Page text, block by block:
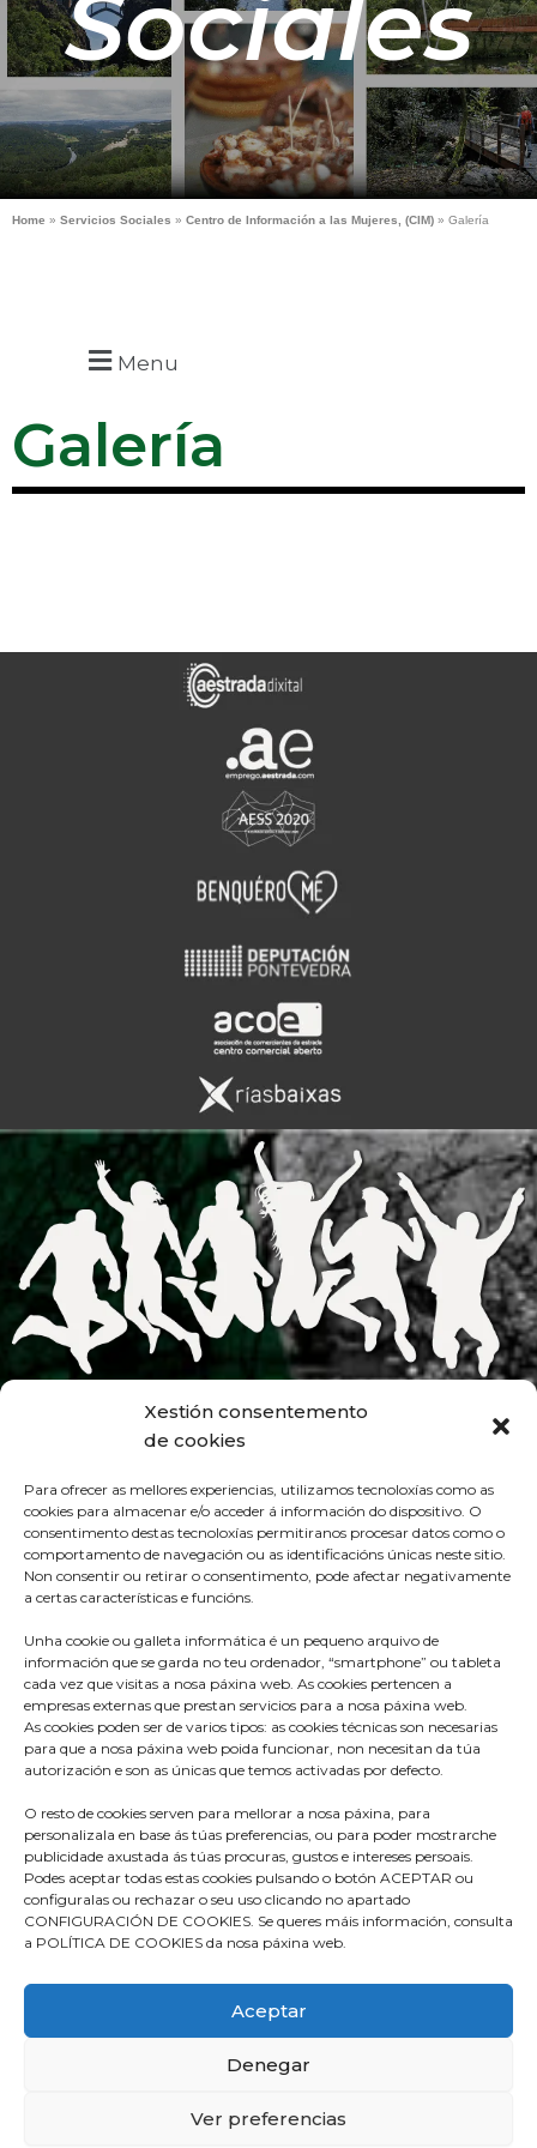
Xestión consentemento
de cookies
Para ofrecer as mellores experiencias, utilizamos tecnoloxías como as
cookies para almacenar e/o acceder á información do dispositivo. O
consentimento destas tecnoloxías permitiranos procesar datos como o
comportamento de navegación ou as identificacións únicas neste sitio.
Non consentir ou retirar o consentimento, pode afectar negativamente
a certas características e funcións.
Unha cookie ou galleta informática é un pequeno arquivo de
información que se garda no teu ordenador, “smartphone” ou tableta
cada vez que visitas a nosa páxina web. As cookies pertencen a
empresas externas que prestan servicios para a nosa páxina web.
As cookies poden ser de varios tipos: as cookies técnicas son necesarias
para que a nosa páxina web poida funcionar, non necesitan da túa
autorización e son as únicas que temos activadas por defecto.
O resto de cookies serven para mellorar a nosa páxina, para
personalizala en base ás túas preferencias, ou para poder mostrarche
publicidade axustada ás túas procuras, gustos e intereses persoais.
Podes aceptar todas estas cookies pulsando o botón ACEPTAR ou
configuralas ou rechazar o seu uso clicando no apartado
CONFIGURACIÓN DE COOKIES. Se queres máis información, consulta
a POLÍTICA DE COOKIES da nosa páxina web.
Aceptar
Denegar
Ver preferencias
Sociales
Home » Servicios Sociales » Centro de Información a las Mujeres, (CIM) » Galería
Menu
Galería
Praza do Concello s/n
Telf: 986570165
info@aestrada.gal
square
Compromiso con la Protección de Datos
Política de Privacidad